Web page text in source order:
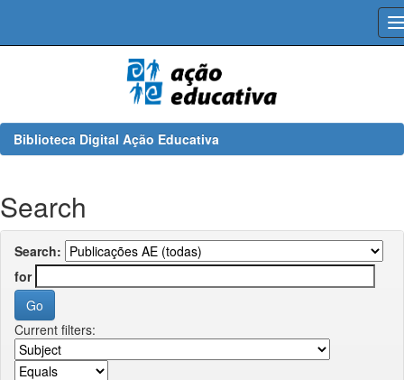
Biblioteca Digital Ação Educativa
Search
Search:
for
Current filters: